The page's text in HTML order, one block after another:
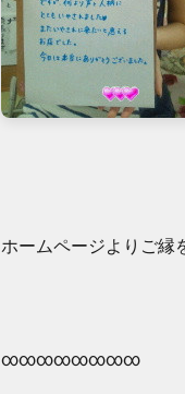
ホームページよりご縁
∞∞∞∞∞∞∞∞